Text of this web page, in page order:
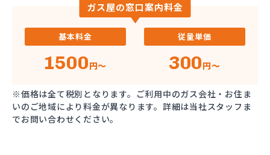
ガス屋の窓口案内料金
基本料金
1500円～
従量単価
300円～
※価格は全て税別となります。ご利用中のガス会社・お住ま
いのご地域により料金が異なります。詳細は当社スタッフま
でお問い合わせください。